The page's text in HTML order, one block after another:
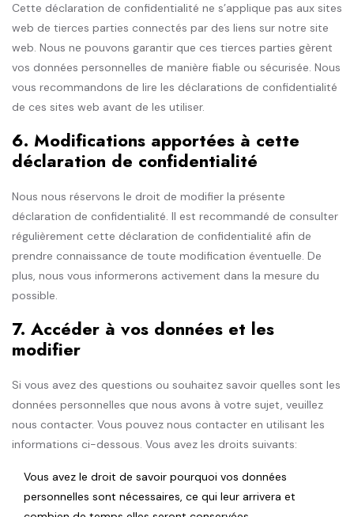
Cette déclaration de confidentialité ne s’applique pas aux sites
web de tierces parties connectés par des liens sur notre site
web. Nous ne pouvons garantir que ces tierces parties gèrent
vos données personnelles de manière fiable ou sécurisée. Nous
vous recommandons de lire les déclarations de confidentialité
de ces sites web avant de les utiliser.
6. Modifications apportées à cette
déclaration de confidentialité
Nous nous réservons le droit de modifier la présente
déclaration de confidentialité. Il est recommandé de consulter
régulièrement cette déclaration de confidentialité afin de
prendre connaissance de toute modification éventuelle. De
plus, nous vous informerons activement dans la mesure du
possible.
7. Accéder à vos données et les
modifier
Si vous avez des questions ou souhaitez savoir quelles sont les
données personnelles que nous avons à votre sujet, veuillez
nous contacter. Vous pouvez nous contacter en utilisant les
informations ci-dessous. Vous avez les droits suivants:
Vous avez le droit de savoir pourquoi vos données
personnelles sont nécessaires, ce qui leur arrivera et